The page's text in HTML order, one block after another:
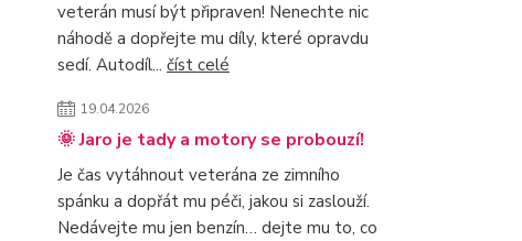
veterán musí být připraven! Nenechte nic
náhodě a dopřejte mu díly, které opravdu
sedí. Autodíl... číst celé
19.04.2026
🌞 Jaro je tady a motory se probouzí!
Je čas vytáhnout veterána ze zimního
spánku a dopřát mu péči, jakou si zaslouží.
Nedávejte mu jen benzín… dejte mu to, co